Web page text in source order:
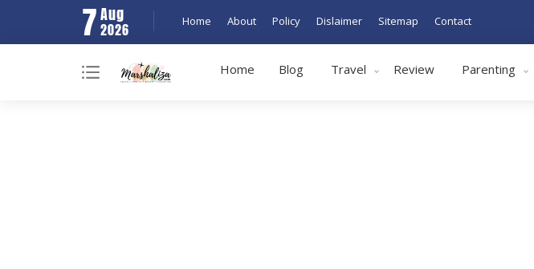
7Aug
2026 Home About Policy Dislaimer Sitemap Contact
Home Blog Travel Review Parenting